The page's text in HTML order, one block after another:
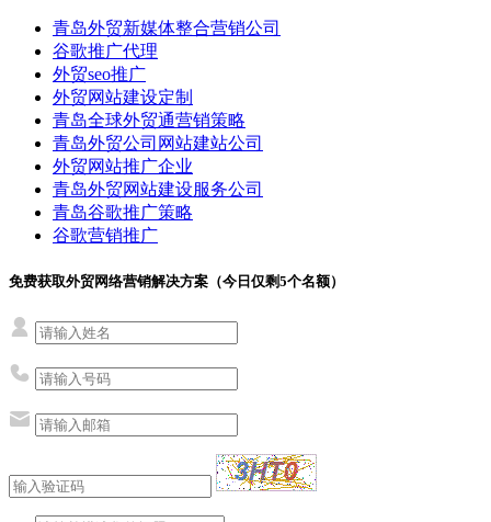
青岛外贸新媒体整合营销公司
谷歌推广代理
外贸seo推广
外贸网站建设定制
青岛全球外贸通营销策略
青岛外贸公司网站建站公司
外贸网站推广企业
青岛外贸网站建设服务公司
青岛谷歌推广策略
谷歌营销推广
免费获取外贸网络营销解决方案（今日仅剩5个名额）